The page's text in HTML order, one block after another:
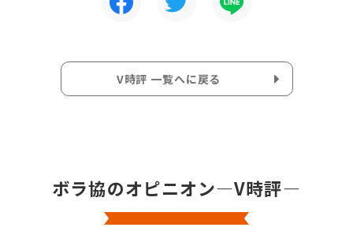
V時評 一覧へに戻る
ボラ協のオピニオン―V時評―